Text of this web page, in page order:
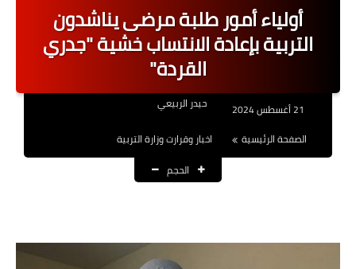
اخبار القطاع العام
اخبار القطاع الخاص
نتائج التعيينات
العقود والاجور اليومية
الرواتب والقروض
القروض والسلف
أولياء أمور طلبة مرضى يناشدون
التربية بإعادة الانتساب خشية "جدري
القردة"
حيدر الربيعي
الصفحة الرئيسية
اخبار وقرارت وزارة التربية
الحجم